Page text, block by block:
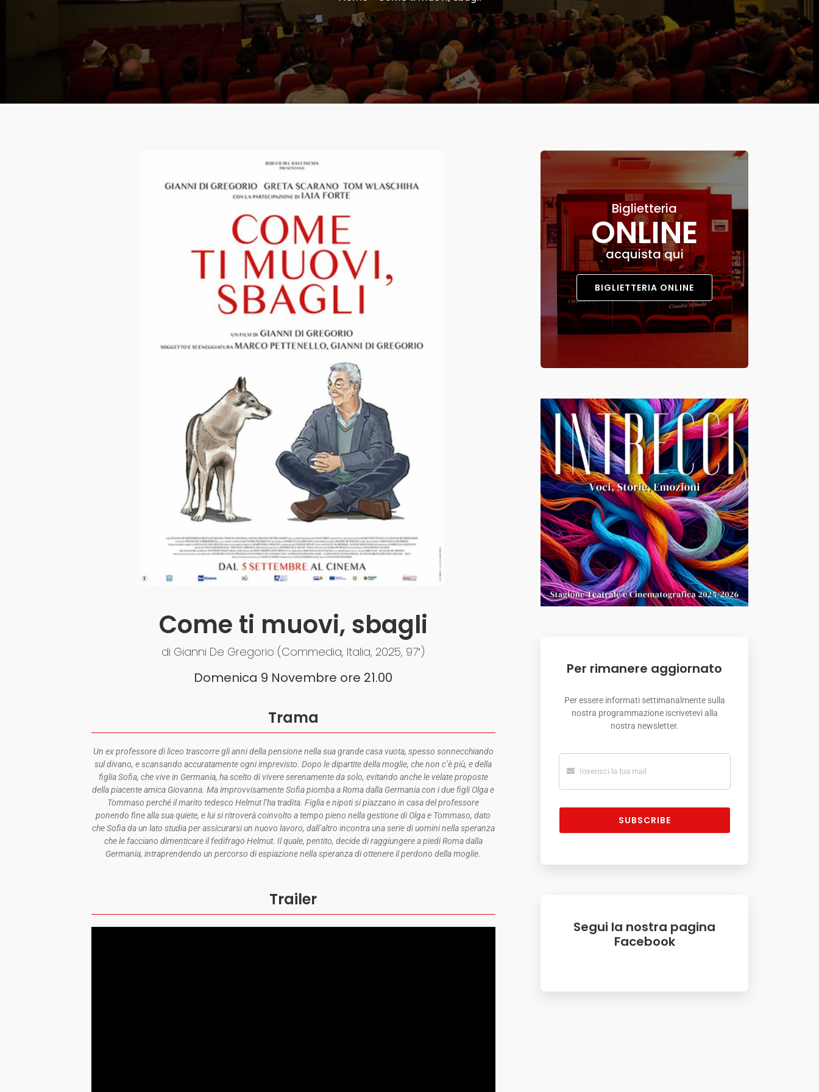
Come ti muovi, sbagli
di Gianni De Gregorio (Commedia, Italia, 2025, 97′)
Domenica 9 Novembre ore 21.00
Trama
Un ex professore di liceo trascorre gli anni della pensione nella sua grande casa vuota, spesso sonnecchiando
sul divano, e scansando accuratamente ogni imprevisto. Dopo le dipartite della moglie, che non c’è più, e della
figlia Sofia, che vive in Germania, ha scelto di vivere serenamente da solo, evitando anche le velate proposte
della piacente amica Giovanna. Ma improvvisamente Sofia piomba a Roma dalla Germania con i due figli Olga e
Tommaso perché il marito tedesco Helmut l’ha tradita. Figlia e nipoti si piazzano in casa del professore
ponendo fine alla sua quiete, e lui si ritroverà coinvolto a tempo pieno nella gestione di Olga e Tommaso, dato
che Sofia da un lato studia per assicurarsi un nuovo lavoro, dall’altro incontra una serie di uomini nella speranza
che le facciano dimenticare il fedifrago Helmut. Il quale, pentito, decide di raggiungere a piedi Roma dalla
Germania, intraprendendo un percorso di espiazione nella speranza di ottenere il perdono della moglie.
Trailer
Biglietteria
ONLINE
acquista qui
BIGLIETTERIA ONLINE
Per rimanere aggiornato
Per essere informati settimanalmente sulla
nostra programmazione iscrivetevi alla
nostra newsletter.
SUBSCRIBE
Segui la nostra pagina
Facebook